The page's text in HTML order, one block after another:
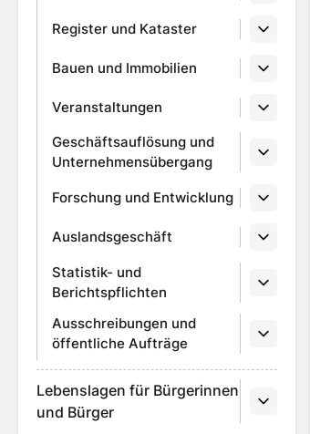
Register und Kataster
Bauen und Immobilien
Veranstaltungen
Geschäftsauflösung und
Unternehmensübergang
Forschung und Entwicklung
Auslandsgeschäft
Statistik- und
Berichtspflichten
Ausschreibungen und
öffentliche Aufträge
Lebenslagen für Bürgerinnen
und Bürger